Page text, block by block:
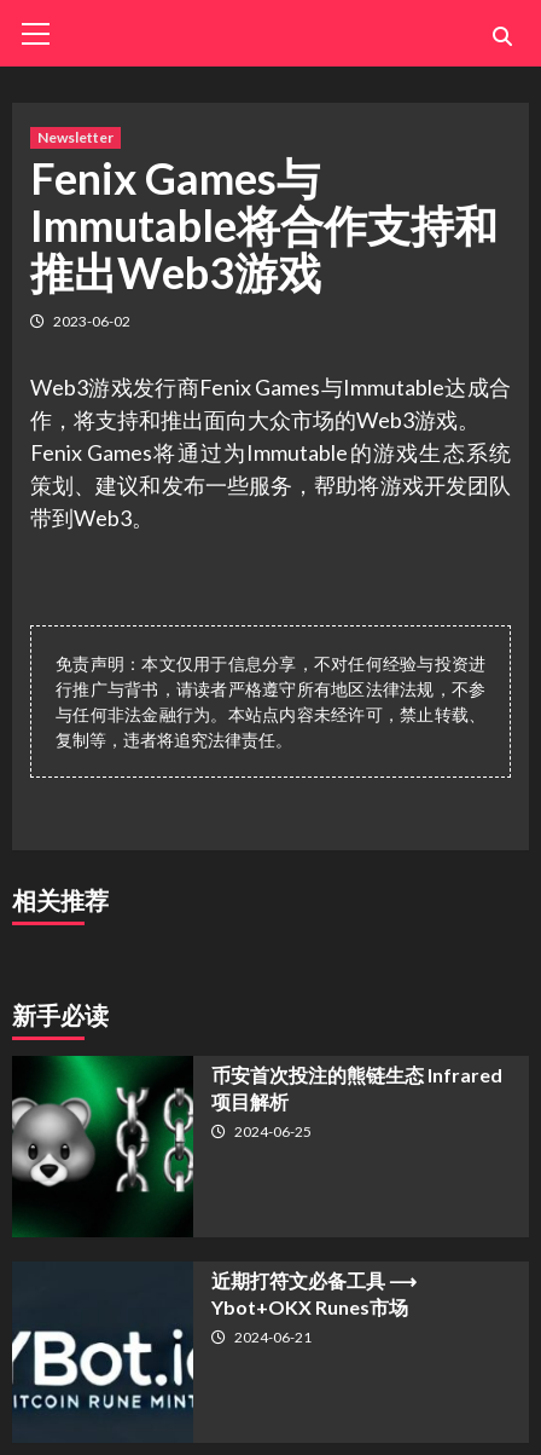
Menu
Newsletter
Fenix Games与
Immutable将合作支持和
推出Web3游戏
2023-06-02
Web3游戏发行商Fenix Games与Immutable达成合
作，将支持和推出面向大众市场的Web3游戏。
Fenix Games将通过为Immutable的游戏生态系统
策划、建议和发布一些服务，帮助将游戏开发团队
带到Web3。
免责声明：本文仅用于信息分享，不对任何经验与投资进
行推广与背书，请读者严格遵守所有地区法律法规，不参
与任何非法金融行为。本站点内容未经许可，禁止转载、
复制等，违者将追究法律责任。
相关推荐
新手必读
币安首次投注的熊链生态 Infrared
项目解析
2024-06-25
近期打符文必备工具 ⟶
Ybot+OKX Runes市场
2024-06-21